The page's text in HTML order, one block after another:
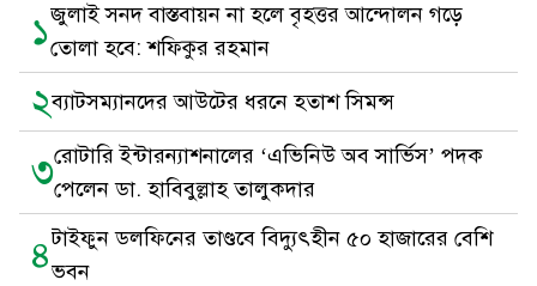
১জুলাই সনদ বাস্তবায়ন না হলে বৃহত্তর আন্দোলন গড়ে
তোলা হবে: শফিকুর রহমান
২ব্যাটসম্যানদের আউটের ধরনে হতাশ সিমন্স
৩রোটারি ইন্টারন্যাশনালের ‘এভিনিউ অব সার্ভিস’ পদক
পেলেন ডা. হাবিবুল্লাহ তালুকদার
৪টাইফুন ডলফিনের তাণ্ডবে বিদ্যুৎহীন ৫০ হাজারের বেশি
ভবন